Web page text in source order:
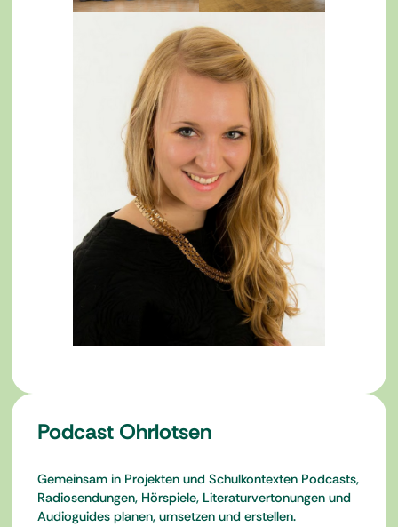
Podcast Ohrlotsen
Gemeinsam in Projekten und Schulkontexten Podcasts,
Radiosendungen, Hörspiele, Literaturvertonungen und
Audioguides planen, umsetzen und erstellen.